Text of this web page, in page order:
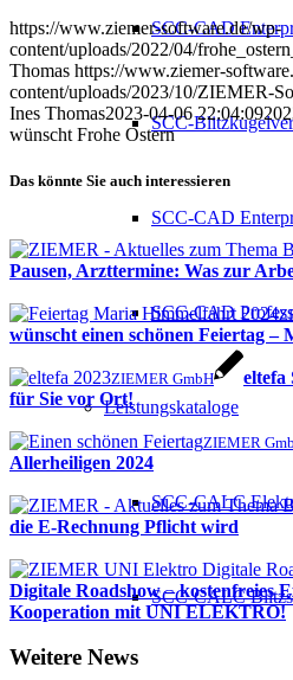
SCC-CAD
SCC-
SCC-CAD
SCC-CAD
Leistungskataloge
SCC-CALC
SCC-CALC
https://www.ziemer-software.de/wp-
content/uploads/2022/04/
Thomas https://www.ziemer-
content/uploads/2023/10/ZIEMER-
Ines Thomas2023-04-06 22:04:09
wünscht Frohe Ostern
Das könnte Sie auch interessieren
Pausen, Arzttermine: Was zur
wünscht einen schönen Feiertag
ZIEMER GmbH
eltefa
für Sie vor Ort!
ZIEMER
Allerheiligen 2024
die E-Rechnung Pflicht wird
Digitale Roadshow – kostenfreies
Kooperation mit UNI ELEKTRO!
Weitere News